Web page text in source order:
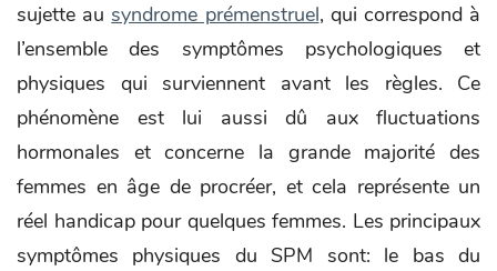
sujette au syndrome prémenstruel, qui correspond à
l’ensemble des symptômes psychologiques et
physiques qui surviennent avant les règles. Ce
phénomène est lui aussi dû aux fluctuations
hormonales et concerne la grande majorité des
femmes en âge de procréer, et cela représente un
réel handicap pour quelques femmes. Les principaux
symptômes physiques du SPM sont: le bas du